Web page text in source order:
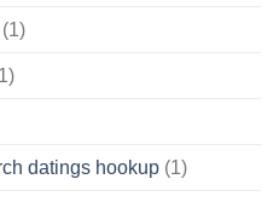
(1)
datings hookup (1)